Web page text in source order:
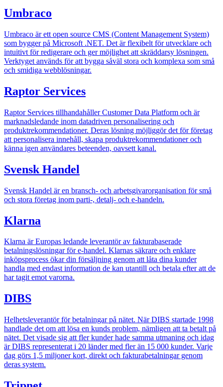
Umbraco
Umbraco är ett open source CMS (Content Management System)
som bygger på Microsoft .NET. Det är flexibelt för utvecklare och
intuitivt för redigerare och ger möjlighet att skräddarsy lösningen.
Verktyget används för att bygga såväl stora och komplexa som små
och smidiga webblösningar.
Raptor Services
Raptor Services tillhandahåller Customer Data Platform och är
marknadsledande inom datadriven personalisering och
produktrekommendationer. Deras lösning möjliggör det för företag
att personalisera innehåll, skapa produktrekommendationer och
känna igen användares beteenden, oavsett kanal.
Svensk Handel
Svensk Handel är en bransch- och arbetsgivarorganisation för små
och stora företag inom parti-, detalj- och e-handeln.
Klarna
Klarna är Europas ledande leverantör av fakturabaserade
betalningslösningar för e-handel. Klarnas säkrare och enklare
inköpsprocess ökar din försäljning genom att låta dina kunder
handla med endast information de kan utantill och betala efter att de
har tagit emot varorna.
DIBS
Helhetsleverantör för betalningar på nätet. När DIBS startade 1998
handlade det om att lösa en kunds problem, nämligen att ta betalt på
nätet. Det visade sig att fler kunder hade samma utmaning och idag
är DIBS representerat i 20 länder med fler än 15 000 kunder. Varje
dag görs 1,5 miljoner kort, direkt och fakturabetalningar genom
deras system.